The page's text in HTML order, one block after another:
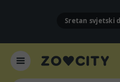
Sretan svjetski